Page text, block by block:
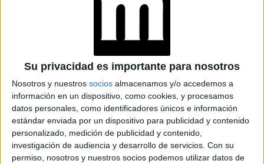
Su privacidad es importante para nosotros
Nosotros y nuestros socios almacenamos y/o accedemos a
información en un dispositivo, como cookies, y procesamos
datos personales, como identificadores únicos e información
estándar enviada por un dispositivo para publicidad y contenido
personalizado, medición de publicidad y contenido,
investigación de audiencia y desarrollo de servicios. Con su
permiso, nosotros y nuestros socios podemos utilizar datos de
Caras Noticias
Weekend Parabrisas
Look
Luz Mía Lunateen Break BATimes
© Perfil.com 2006-2019 - Todos los derechos reservados
Registro de Propiedad Intelectual: Nro. 5346433